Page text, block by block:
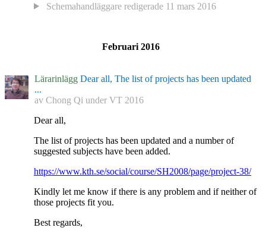
Schemahandläggare redigerade 11 mars 2016
Februari 2016
Lärarinlägg Dear all, The list of projects has been updated
...
av Chong Qi under VT 2016
Dear all,
The list of projects has been updated and a number of
suggested subjects have been added.
https://www.kth.se/social/course/SH2008/page/project-38/
Kindly let me know if there is any problem and if neither of
those projects fit you.
Best regards,